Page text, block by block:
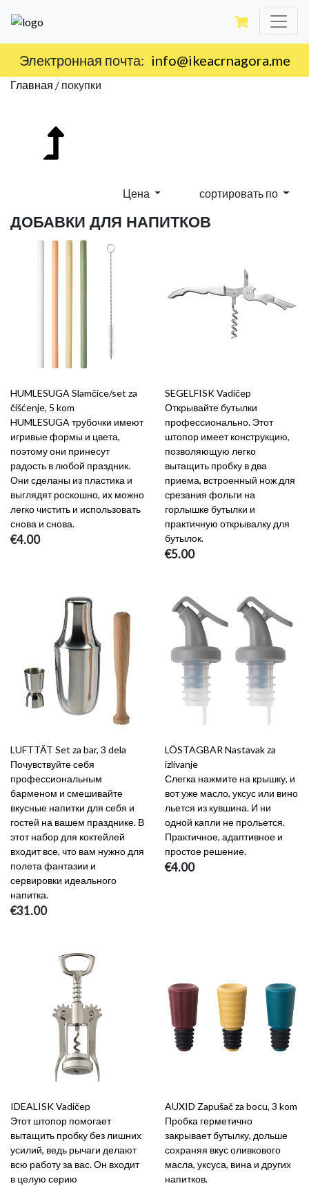
Электронная почта: info@ikeacrnagora.me
Главная / покупки
Цена сортировать по
ДОБАВКИ ДЛЯ НАПИТКОВ
HUMLESUGA Slamčice/set za
čišćenje, 5 kom
HUMLESUGA трубочки имеют
игривые формы и цвета,
поэтому они принесут
радость в любой праздник.
Они сделаны из пластика и
выглядят роскошно, их можно
легко чистить и использовать
снова и снова.
€4.00
SEGELFISK Vadičep
Открывайте бутылки
профессионально. Этот
штопор имеет конструкцию,
позволяющую легко
вытащить пробку в два
приема, встроенный нож для
срезания фольги на
горлышке бутылки и
практичную открывалку для
бутылок.
€5.00
LUFTTÄT Set za bar, 3 dela
Почувствуйте себя
профессиональным
барменом и смешивайте
вкусные напитки для себя и
гостей на вашем празднике. В
этот набор для коктейлей
входит все, что вам нужно для
полета фантазии и
сервировки идеального
напитка.
€31.00
LÖSTAGBAR Nastavak za
izlivanje
Слегка нажмите на крышку, и
вот уже масло, уксус или вино
льется из кувшина. И ни
одной капли не прольется.
Практичное, адаптивное и
простое решение.
€4.00
IDEALISK Vadičep
Этот штопор помогает
вытащить пробку без лишних
усилий, ведь рычаги делают
всю работу за вас. Он входит
в целую серию
AUXID Zapušač za bocu, 3 kom
Пробка герметично
закрывает бутылку, дольше
сохраняя вкус оливкового
масла, уксуса, вина и других
напитков.